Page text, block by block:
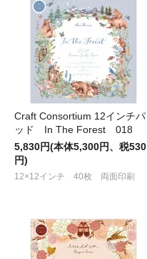
Craft Consortium 12インチパ
ッド In The Forest 018
5,830円(本体5,300円、税530
円)
12×12インチ 40枚 両面印刷